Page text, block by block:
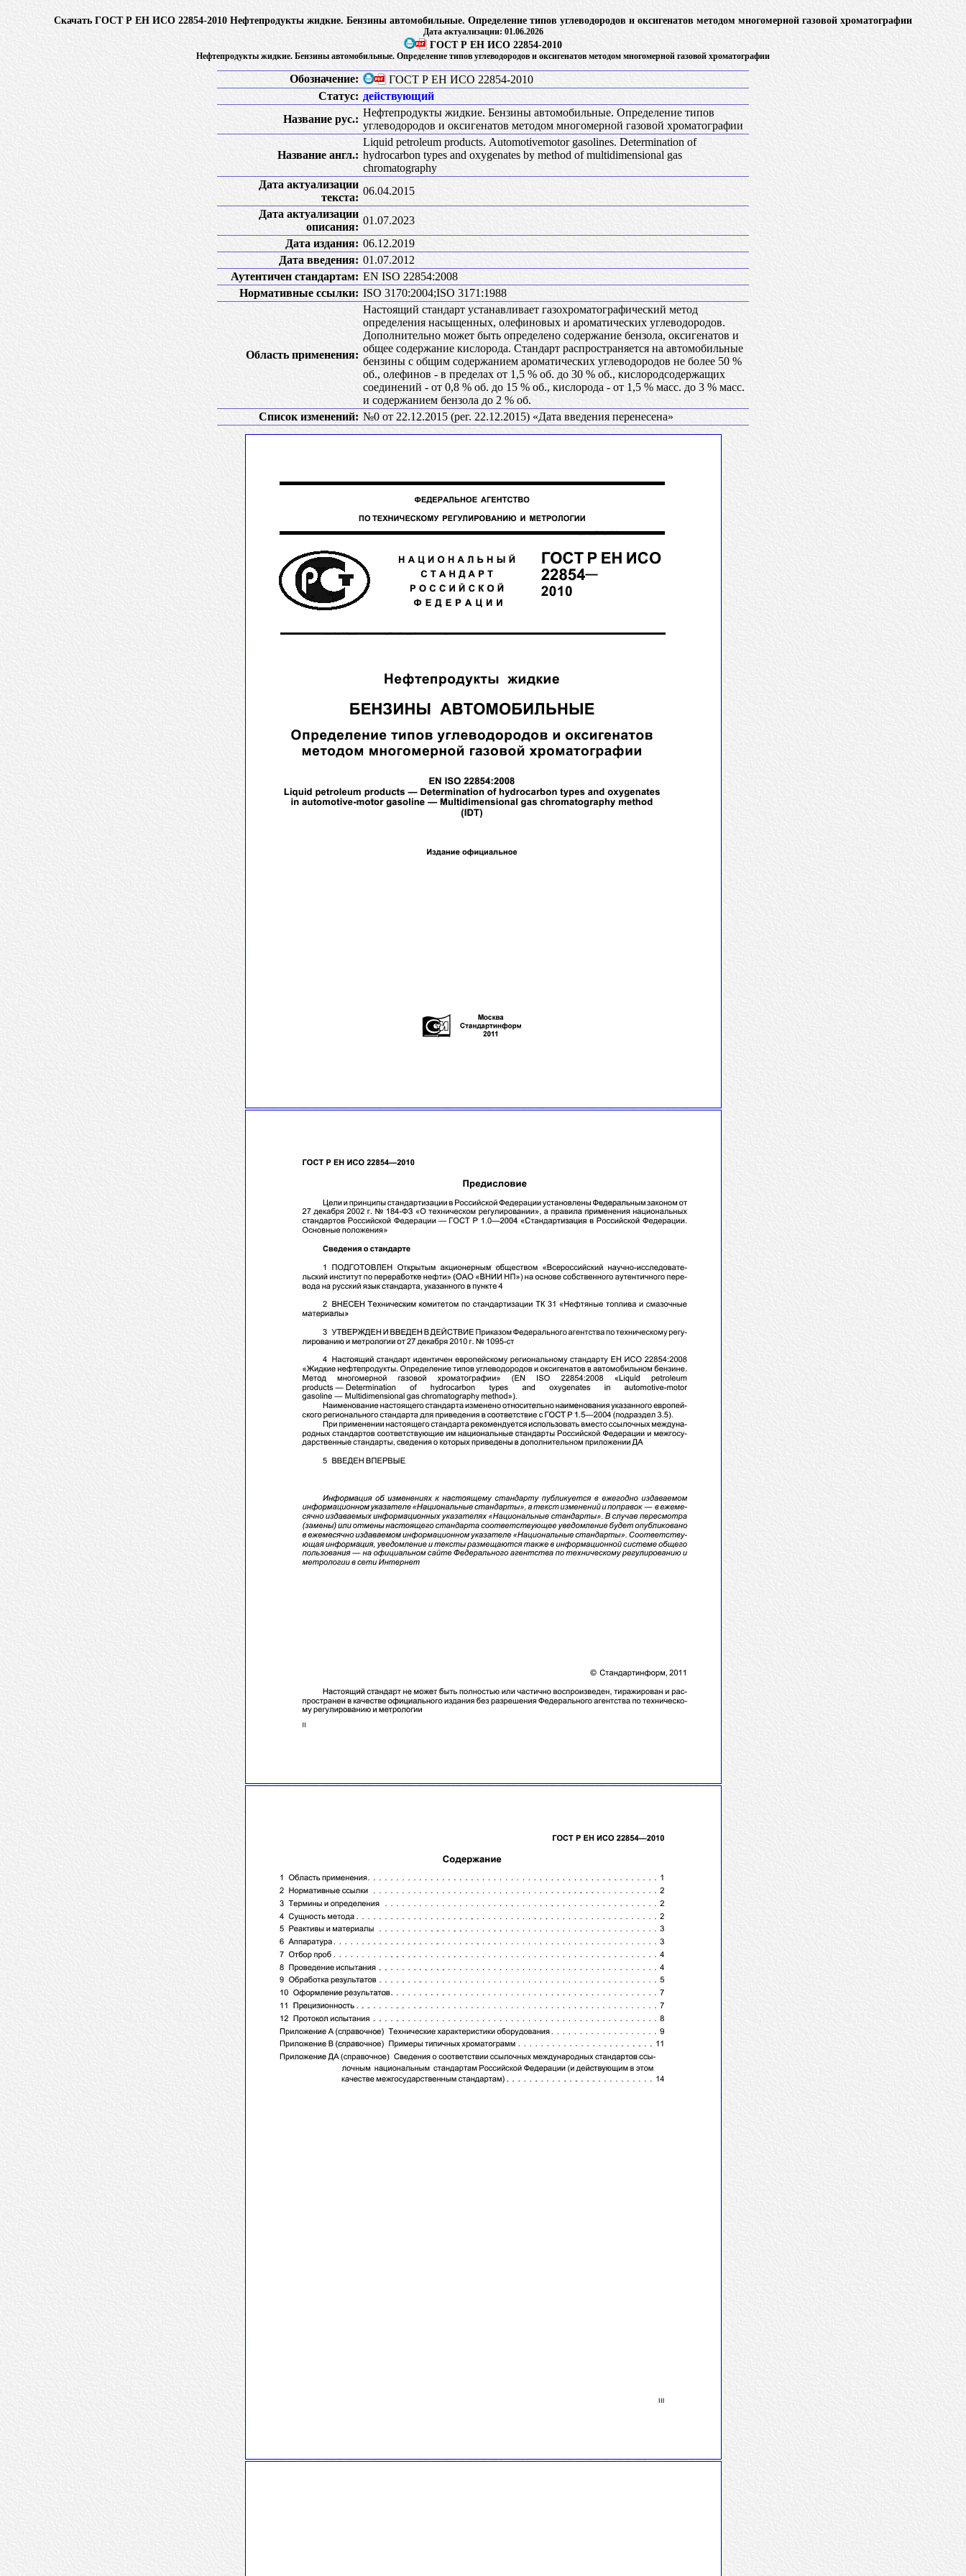
Скачать ГОСТ Р ЕН ИСО 22854-2010 Нефтепродукты жидкие. Бензины автомобильные. Определение типов углеводородов и оксигенатов методом многомерной газовой хроматографии
Дата актуализации: 01.06.2026
ГОСТ Р ЕН ИСО 22854-2010
Нефтепродукты жидкие. Бензины автомобильные. Определение типов углеводородов и оксигенатов методом многомерной газовой хроматографии
Обозначение:
ГОСТ Р ЕН ИСО 22854-2010
Статус: действующий
Название рус.:
Нефтепродукты жидкие. Бензины автомобильные. Определение типов
углеводородов и оксигенатов методом многомерной газовой хроматографии
Название англ.:
Liquid petroleum products. Аutomotivemotor gasolines. Determination of
hydrocarbon types and oxygenates by method of multidimensional gas
chromatography
Дата актуализации
текста:
06.04.2015
Дата актуализации
описания:
01.07.2023
Дата издания: 06.12.2019
Дата введения: 01.07.2012
Аутентичен стандартам: EN ISO 22854:2008
Нормативные ссылки: ISO 3170:2004;ISO 3171:1988
Область применения:
Настоящий стандарт устанавливает газохроматографический метод
определения насыщенных, олефиновых и ароматических углеводородов.
Дополнительно может быть определено содержание бензола, оксигенатов и
общее содержание кислорода. Стандарт распространяется на автомобильные
бензины с общим содержанием ароматических углеводородов не более 50 %
об., олефинов - в пределах от 1,5 % об. до 30 % об., кислородсодержащих
соединений - от 0,8 % об. до 15 % об., кислорода - от 1,5 % масс. до 3 % масс.
и содержанием бензола до 2 % об.
Список изменений: №0 от 22.12.2015 (рег. 22.12.2015) «Дата введения перенесена»